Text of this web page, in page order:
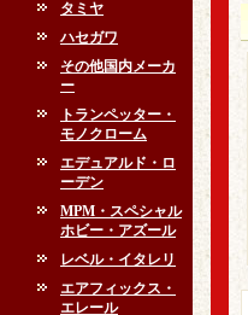
タミヤ
ハセガワ
その他国内メーカ
ー
トランペッター・
モノクローム
エデュアルド・ロ
ーデン
MPM・スペシャル
ホビー・アズール
レベル・イタレリ
エアフィックス・
エレール